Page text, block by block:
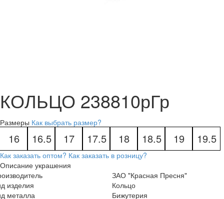
КОЛЬЦО 238810рГр
Размеры Как выбрать размер?
16 16.5 17 17.5 18 18.5 19 19.5
Как заказать оптом? Как заказать в розницу?
Описание украшения
ЗАО "Красная Пресня"
изделия
Кольцо
металла
Бижутерия